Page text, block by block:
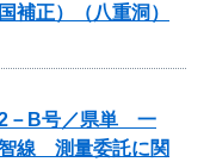
補正）（八重洞）
2－B号／県単 一
線 測量委託に関